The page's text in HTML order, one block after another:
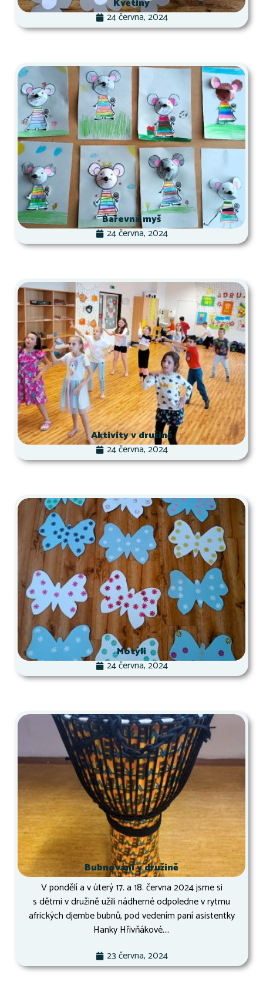
Květiny
24 června, 2024
Barevná myš
24 června, 2024
Aktivity v družině
24 června, 2024
Motýli
24 června, 2024
Bubnování v družině
V pondělí a v úterý 17. a 18. června 2024 jsme si
s dětmi v družině užili nádherné odpoledne v rytmu
afrických djembe bubnů, pod vedením paní asistentky
Hanky Hřivňákové....
23 června, 2024